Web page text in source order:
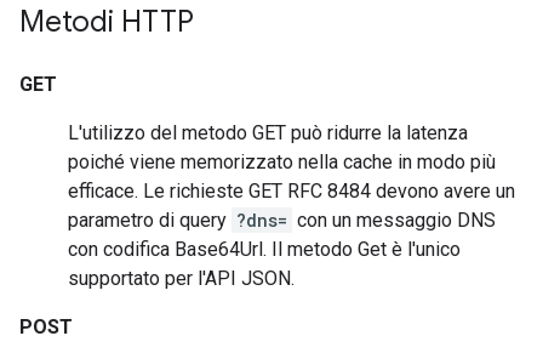
Metodi HTTP
GET
L'utilizzo del metodo GET può ridurre la latenza
poiché viene memorizzato nella cache in modo più
efficace. Le richieste GET RFC 8484 devono avere un
parametro di query ?dns= con un messaggio DNS
con codifica Base64Url. Il metodo Get è l'unico
supportato per l'API JSON.
POST